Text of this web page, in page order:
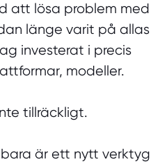
att lösa problem med
länge varit på allas
investerat i precis
modeller.
tillräckligt.
är ett nytt verktyg